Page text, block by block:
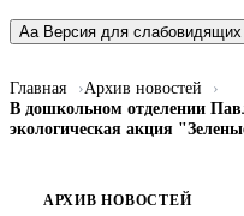
Aa Версия для слабовидящих
Главная
Архив новостей
В дошкольном отделении
экологическая акция
АРХИВ НОВОСТЕЙ